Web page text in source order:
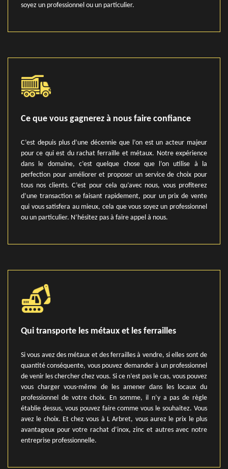
soyez un professionnel ou un particulier.
Ce que vous gagnerez à nous faire confiance
C’est depuis plus d’une décennie que l’on est un acteur majeur
pour ce qui est du rachat ferraille et métaux. Notre expérience
dans le domaine, c’est quelque chose que l’on utilise à la
perfection pour améliorer et proposer un service de choix pour
tous nos clients. C’est pour cela qu’avec nous, vous profiterez
d’une transaction se faisant rapidement, pour un prix de vente
qui vous satisfera au mieux, cela que vous soyez un professionnel
ou un particulier. N’hésitez pas à faire appel à nous.
Qui transporte les métaux et les ferrailles
Si vous avez des métaux et des ferrailles à vendre, si elles sont de
quantité conséquente, vous pouvez demander à un professionnel
de venir les chercher chez vous. Si ce n’est pas le cas, vous pouvez
vous charger vous-même de les amener dans les locaux du
professionnel de votre choix. En somme, il n’y a pas de règle
établie dessus, vous pouvez faire comme vous le souhaitez. Vous
avez le choix. Et chez vous à L Arbret, vous aurez le prix le plus
avantageux pour votre rachat d’inox, zinc et autres avec notre
entreprise professionnelle.